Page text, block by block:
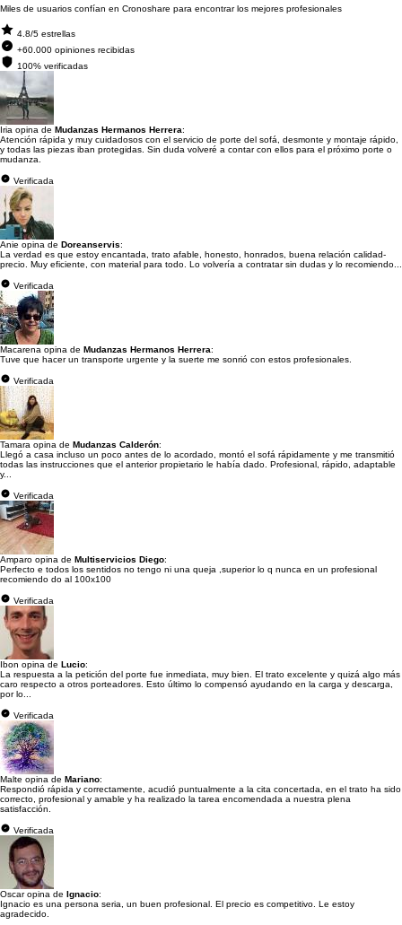
Miles de usuarios confían en Cronoshare para encontrar los mejores profesionales
4.8/5 estrellas
+60.000 opiniones recibidas
100% verificadas
Iria opina de Mudanzas Hermanos Herrera:
Atención rápida y muy cuidadosos con el servicio de porte del sofá, desmonte y montaje rápido,
y todas las piezas iban protegidas. Sin duda volveré a contar con ellos para el próximo porte o
mudanza.
Verificada
Anie opina de Doreanservis:
La verdad es que estoy encantada, trato afable, honesto, honrados, buena relación calidad-
precio. Muy eficiente, con material para todo. Lo volvería a contratar sin dudas y lo recomiendo...
Verificada
Macarena opina de Mudanzas Hermanos Herrera:
Tuve que hacer un transporte urgente y la suerte me sonrió con estos profesionales.
Verificada
Tamara opina de Mudanzas Calderón:
Llegó a casa incluso un poco antes de lo acordado, montó el sofá rápidamente y me transmitió
todas las instrucciones que el anterior propietario le había dado. Profesional, rápido, adaptable
y...
Verificada
Amparo opina de Multiservicios Diego:
Perfecto e todos los sentidos no tengo ni una queja ,superior lo q nunca en un profesional
recomiendo do al 100x100
Verificada
Ibon opina de Lucio:
La respuesta a la petición del porte fue inmediata, muy bien. El trato excelente y quizá algo más
caro respecto a otros porteadores. Esto último lo compensó ayudando en la carga y descarga,
por lo...
Verificada
Malte opina de Mariano:
Respondió rápida y correctamente, acudió puntualmente a la cita concertada, en el trato ha sido
correcto, profesional y amable y ha realizado la tarea encomendada a nuestra plena
satisfacción.
Verificada
Oscar opina de Ignacio:
Ignacio es una persona seria, un buen profesional. El precio es competitivo. Le estoy
agradecido.